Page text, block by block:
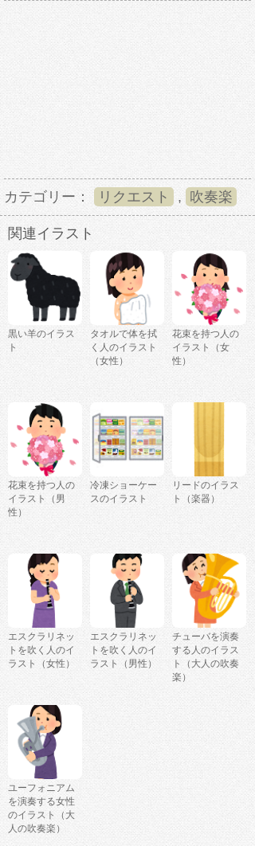
カテゴリー： リクエスト , 吹奏楽
関連イラスト
黒い羊のイラス
ト
タオルで体を拭
く人のイラスト
（女性）
花束を持つ人の
イラスト（女
性）
花束を持つ人の
イラスト（男
性）
冷凍ショーケー
スのイラスト
リードのイラス
ト（楽器）
エスクラリネッ
トを吹く人のイ
ラスト（女性）
エスクラリネッ
トを吹く人のイ
ラスト（男性）
チューバを演奏
する人のイラス
ト（大人の吹奏
楽）
ユーフォニアム
を演奏する女性
のイラスト（大
人の吹奏楽）